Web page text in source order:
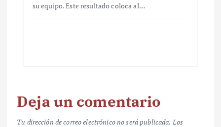
su equipo. Este resultado coloca al…
Deja un comentario
Tu dirección de correo electrónico no será publicada. Los